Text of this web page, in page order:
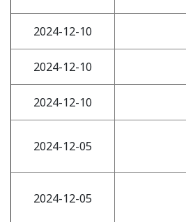
2024-12-10
2024-12-10
2024-12-10
2024-12-05
2024-12-05